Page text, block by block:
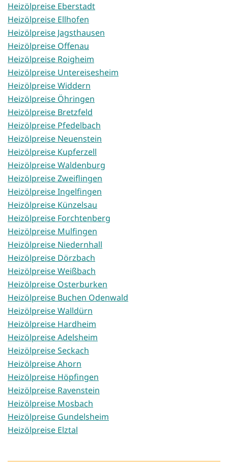
Heizölpreise Eberstadt
Heizölpreise Ellhofen
Heizölpreise Jagsthausen
Heizölpreise Offenau
Heizölpreise Roigheim
Heizölpreise Untereisesheim
Heizölpreise Widdern
Heizölpreise Öhringen
Heizölpreise Bretzfeld
Heizölpreise Pfedelbach
Heizölpreise Neuenstein
Heizölpreise Kupferzell
Heizölpreise Waldenburg
Heizölpreise Zweiflingen
Heizölpreise Ingelfingen
Heizölpreise Künzelsau
Heizölpreise Forchtenberg
Heizölpreise Mulfingen
Heizölpreise Niedernhall
Heizölpreise Dörzbach
Heizölpreise Weißbach
Heizölpreise Osterburken
Heizölpreise Buchen Odenwald
Heizölpreise Walldürn
Heizölpreise Hardheim
Heizölpreise Adelsheim
Heizölpreise Seckach
Heizölpreise Ahorn
Heizölpreise Höpfingen
Heizölpreise Ravenstein
Heizölpreise Mosbach
Heizölpreise Gundelsheim
Heizölpreise Elztal